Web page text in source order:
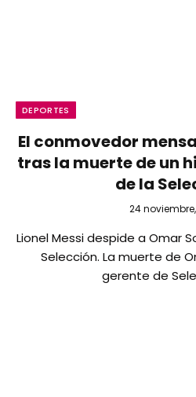
DEPORTES
El conmovedor
tras la muerte de un
de la
24
Lionel Messi despide a Omar
Selección. La muerte de
gerente de